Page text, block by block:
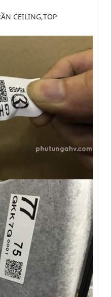
CEILING,TOP